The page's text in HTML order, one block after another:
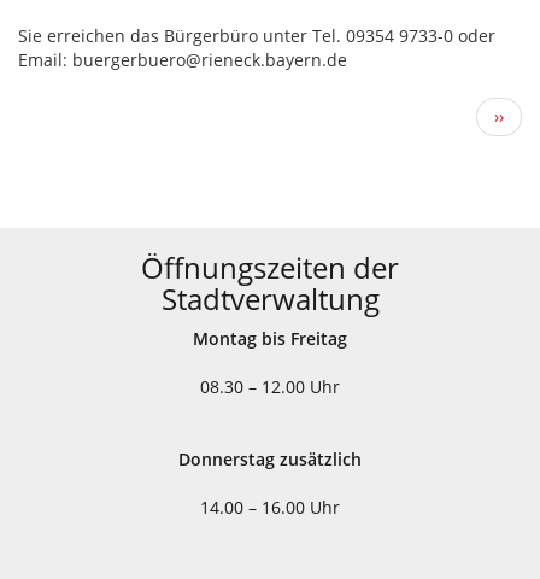
Sie erreichen das Bürgerbüro unter Tel. 09354 9733-0 oder
Email: buergerbuero@rieneck.bayern.de
Seite
››
Öffnungszeiten der
Stadtverwaltung
Montag bis Freitag
08.30 – 12.00 Uhr
Donnerstag zusätzlich
14.00 – 16.00 Uhr